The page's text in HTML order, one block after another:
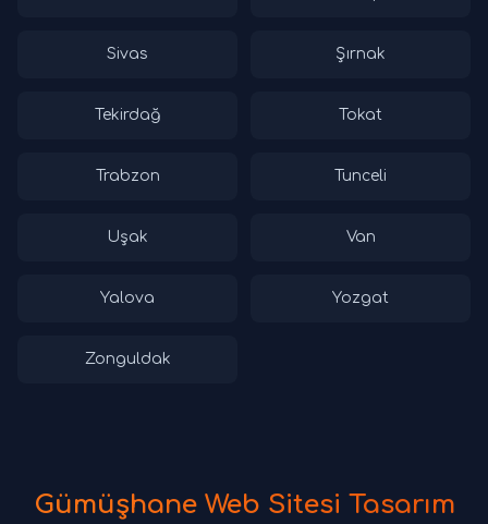
Sivas Şırnak
Tekirdağ Tokat
Trabzon Tunceli
Uşak Van
Yalova Yozgat
Zonguldak
Gümüşhane Web Sitesi Tasarım